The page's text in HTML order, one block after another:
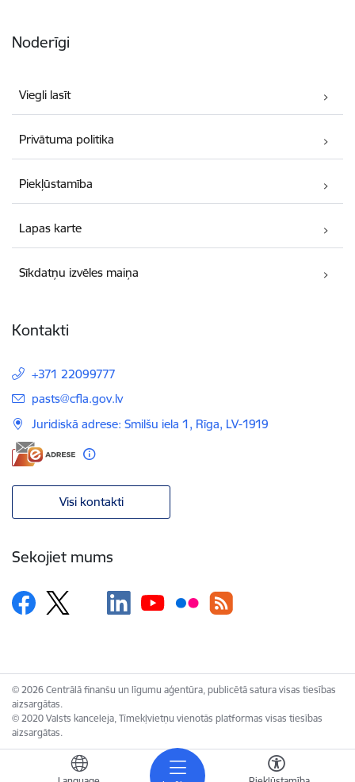
Noderīgi
Viegli lasīt
Privātuma politika
Piekļūstamība
Lapas karte
Sīkdatņu izvēles maiņa
Kontakti
+371 22099777
E-pasts:
pasts@cfla.gov.lv
Juridiskā adrese: Smilšu iela 1, Rīga, LV-1919
Visi kontakti
Sekojiet mums
© 2026 Centrālā finanšu un līgumu aģentūra, publicētā satura visas tiesības
aizsargātas.
© 2020 Valsts kanceleja, Tīmekļvietņu vienotās platformas visas tiesības
aizsargātas.